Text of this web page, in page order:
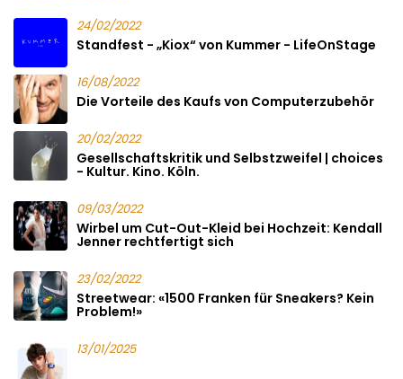
24/02/2022
Standfest - „Kiox“ von Kummer - LifeOnStage
16/08/2022
Die Vorteile des Kaufs von Computerzubehör
20/02/2022
Gesellschaftskritik und Selbstzweifel | choices
- Kultur. Kino. Köln.
09/03/2022
Wirbel um Cut-Out-Kleid bei Hochzeit: Kendall
Jenner rechtfertigt sich
23/02/2022
Streetwear: «1500 Franken für Sneakers? Kein
Problem!»
13/01/2025